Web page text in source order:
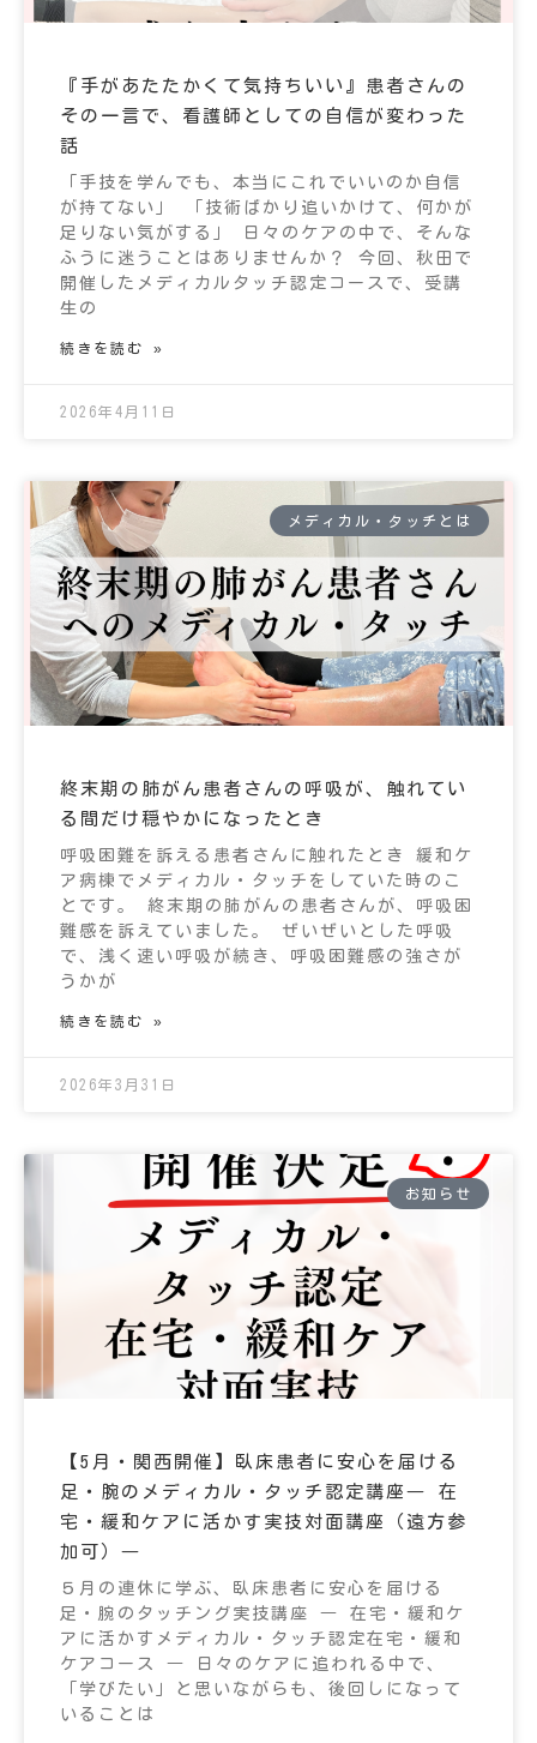
『手があたたかくて気持ちいい』患者さんの
その一言で、看護師としての自信が変わった
話
「手技を学んでも、本当にこれでいいのか自信
が持てない」 「技術ばかり追いかけて、何かが
足りない気がする」 日々のケアの中で、そんな
ふうに迷うことはありませんか？ 今回、秋田で
開催したメディカルタッチ認定コースで、受講
生の
続きを読む »
2026年4月11日
メディカル・タッチとは
終末期の肺がん患者さんの呼吸が、触れてい
る間だけ穏やかになったとき
呼吸困難を訴える患者さんに触れたとき 緩和ケ
ア病棟でメディカル・タッチをしていた時のこ
とです。 終末期の肺がんの患者さんが、呼吸困
難感を訴えていました。 ぜいぜいとした呼吸
で、浅く速い呼吸が続き、呼吸困難感の強さが
うかが
続きを読む »
2026年3月31日
お知らせ
【5月・関西開催】臥床患者に安心を届ける
足・腕のメディカル・タッチ認定講座― 在
宅・緩和ケアに活かす実技対面講座（遠方参
加可）―
５月の連休に学ぶ、臥床患者に安心を届ける
足・腕のタッチング実技講座 ― 在宅・緩和ケ
アに活かすメディカル・タッチ認定在宅・緩和
ケアコース ― 日々のケアに追われる中で、
「学びたい」と思いながらも、後回しになって
いることは